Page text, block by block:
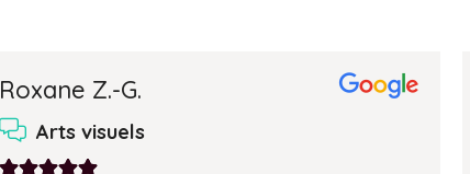
Roxane Z.-G.
Arts visuels